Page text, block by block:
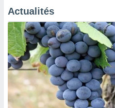
Actualités